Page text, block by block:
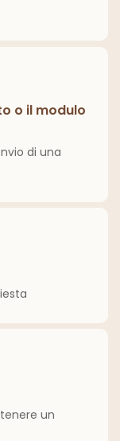
o il modulo
di una
un